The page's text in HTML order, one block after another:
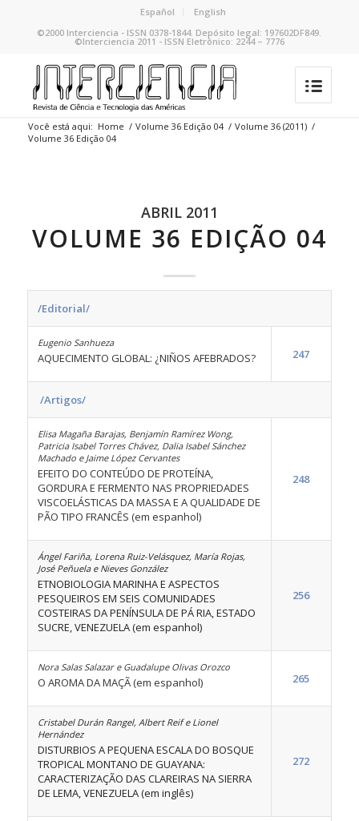
Español
English
©2000 Interciencia - ISSN 0378-1844. Depósito legal: 197602DF849.
©Interciencia 2011 - ISSN Eletrônico: 2244 – 7776
Você está aqui: Home / Volume 36 Edição 04 / Volume 36 (2011) /
Volume 36 Edição 04
ABRIL 2011
VOLUME 36 EDIÇÃO 04
/Editorial/
Eugenio Sanhueza
AQUECIMENTO GLOBAL: ¿NIÑOS AFEBRADOS? 247
/Artigos/
Elisa Magaña Barajas, Benjamín Ramírez Wong,
Patricia Isabel Torres Chávez, Dalia Isabel Sánchez
Machado e Jaime López Cervantes
EFEITO DO CONTEÚDO DE PROTEÍNA,
GORDURA E FERMENTO NAS PROPRIEDADES
VISCOELÁSTICAS DA MASSA E A QUALIDADE DE
PÃO TIPO FRANCÊS (em espanhol)
248
Ángel Fariña, Lorena Ruiz-Velásquez, María Rojas,
José Peñuela e Nieves González
ETNOBIOLOGIA MARINHA E ASPECTOS
PESQUEIROS EM SEIS COMUNIDADES
COSTEIRAS DA PENÍNSULA DE PÁ RIA, ESTADO
SUCRE, VENEZUELA (em espanhol)
256
Nora Salas Salazar e Guadalupe Olivas Orozco
O AROMA DA MAÇÃ (em espanhol) 265
Cristabel Durán Rangel, Albert Reif e Lionel
Hernández
DISTURBIOS A PEQUENA ESCALA DO BOSQUE
TROPICAL MONTANO DE GUAYANA:
CARACTERIZAÇÃO DAS CLAREIRAS NA SIERRA
DE LEMA, VENEZUELA (em inglês)
272